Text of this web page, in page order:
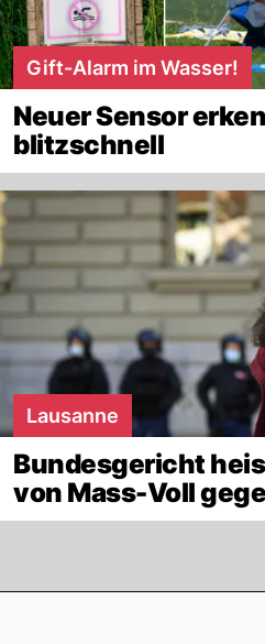
Gift-Alarm im Wasser!
Neuer Sensor
blitzschnell
Lausanne
Bundesgericht
von Mass-Voll